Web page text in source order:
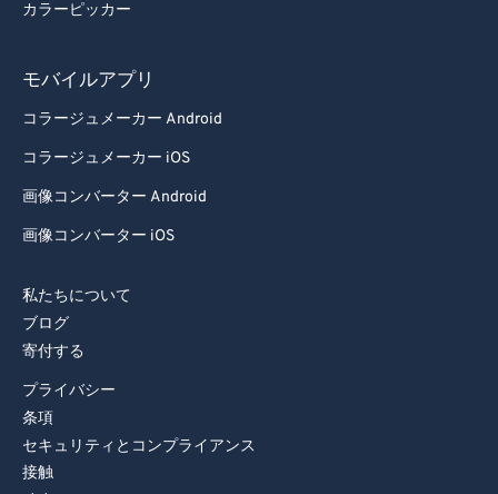
カラーピッカー
モバイルアプリ
コラージュメーカー Android
コラージュメーカー iOS
画像コンバーター Android
画像コンバーター iOS
私たちについて
ブログ
寄付する
プライバシー
条項
セキュリティとコンプライアンス
接触